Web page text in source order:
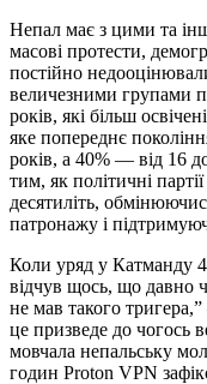
Непал має з цими та
масові протести,
постійно
величезними групами
років, які більш
яке попереднє
років, а 40% — від 16
тим, як політичні
десятиліть,
патронажу і
Коли уряд у Катманду
відчув щось, що давно
не мав такого
це призведе до чогось
мовчала непальську
годин Proton VPN